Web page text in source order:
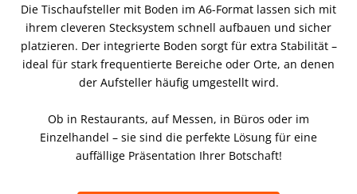
Die Tischaufsteller mit Boden im A6-Format lassen sich mit
ihrem cleveren Stecksystem schnell aufbauen und sicher
platzieren. Der integrierte Boden sorgt für extra Stabilität –
ideal für stark frequentierte Bereiche oder Orte, an denen
der Aufsteller häufig umgestellt wird.
Ob in Restaurants, auf Messen, in Büros oder im
Einzelhandel – sie sind die perfekte Lösung für eine
auffällige Präsentation Ihrer Botschaft!